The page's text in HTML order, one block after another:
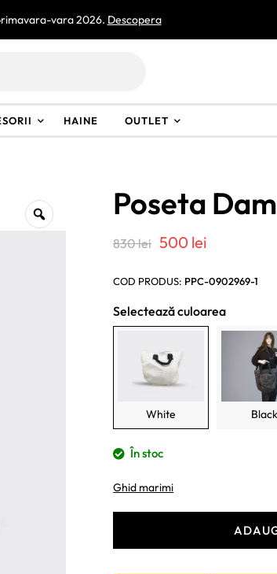
vara 2026. Descopera
HAINE OUTLET
Poseta
830lei Prețul
fost:
830 lei.
500 leiPrețul
500 lei.
COD PRODUS: PPC-0902969-1
Selectează culoarea
White Black
În stoc
Ghid marimi